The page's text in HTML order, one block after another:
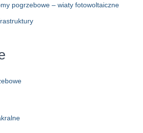
pogrzebowe – wiaty fotowoltaiczne